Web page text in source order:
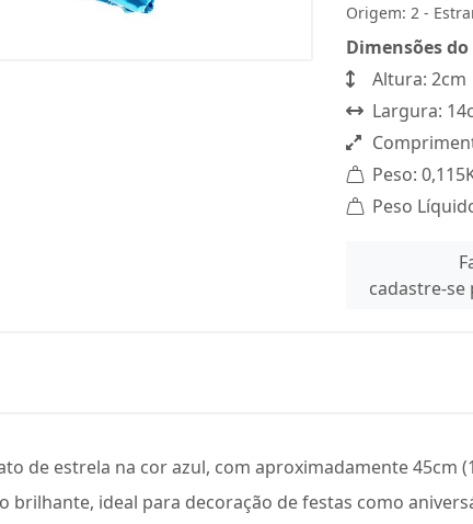
Origem: 2 -
Dimensões
Altura: 2cm
Largura:
Peso:
Peso
cadastre-
de estrela na cor azul, com aproximadamente 45cm
brilhante, ideal para decoração de festas como